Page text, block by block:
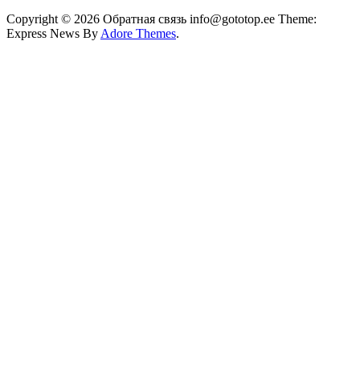
Copyright © 2026 Обратная связь info@gototop.ee Theme:
Express News By Adore Themes.